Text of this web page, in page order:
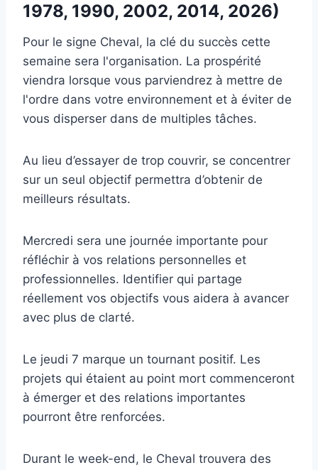
1978, 1990, 2002, 2014, 2026)
Pour le signe Cheval, la clé du succès cette
semaine sera l'organisation. La prospérité
viendra lorsque vous parviendrez à mettre de
l'ordre dans votre environnement et à éviter de
vous disperser dans de multiples tâches.
Au lieu d’essayer de trop couvrir, se concentrer
sur un seul objectif permettra d’obtenir de
meilleurs résultats.
Mercredi sera une journée importante pour
réfléchir à vos relations personnelles et
professionnelles. Identifier qui partage
réellement vos objectifs vous aidera à avancer
avec plus de clarté.
Le jeudi 7 marque un tournant positif. Les
projets qui étaient au point mort commenceront
à émerger et des relations importantes
pourront être renforcées.
Durant le week-end, le Cheval trouvera des